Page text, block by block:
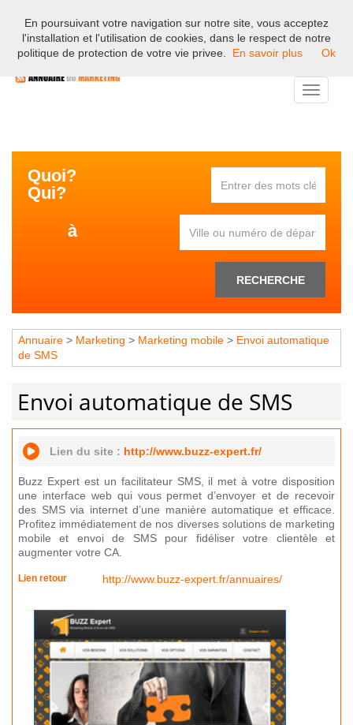
Bienvenue sur l'annuaire professionnel du marketing et de la
communication en France.
Toggle
Quoi?
Qui?
à
RECHERCHE
Annuaire > Marketing > Marketing mobile > Envoi automatique
de SMS
Envoi automatique de SMS
Lien du site : http://www.buzz-expert.fr/
Buzz Expert est un facilitateur SMS, il met à votre disposition
une interface web qui vous permet d’envoyer et de recevoir
des SMS via internet d’une manière automatique et efficace.
Profitez immédiatement de nos diverses solutions de marketing
mobile et envoi de SMS pour fidéliser votre clientèle et
augmenter votre CA.
Lien retour http://www.buzz-expert.fr/annuaires/
En poursuivant votre navigation sur notre site, vous acceptez
l'installation et l'utilisation de cookies, dans le respect de notre
politique de protection de votre vie privee.
En savoir plus Ok